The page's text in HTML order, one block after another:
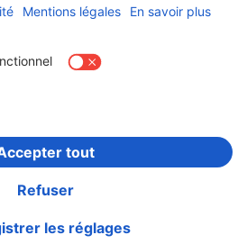
institutionnelles
Rappels récents